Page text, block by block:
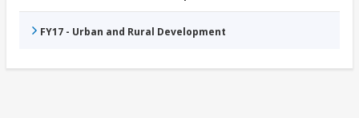
FY17 - Urban and Rural Development